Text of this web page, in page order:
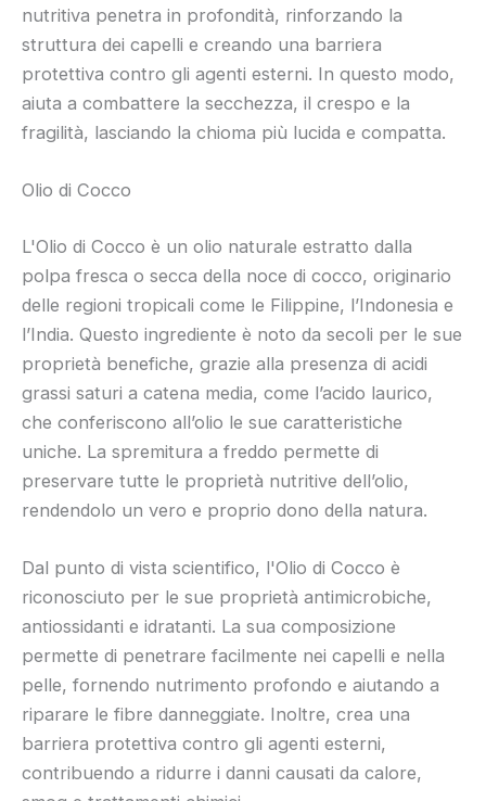
nutritiva penetra in profondità, rinforzando la
struttura dei capelli e creando una barriera
protettiva contro gli agenti esterni. In questo modo,
aiuta a combattere la secchezza, il crespo e la
fragilità, lasciando la chioma più lucida e compatta.
Olio di Cocco
L'Olio di Cocco è un olio naturale estratto dalla
polpa fresca o secca della noce di cocco, originario
delle regioni tropicali come le Filippine, l’Indonesia e
l’India. Questo ingrediente è noto da secoli per le sue
proprietà benefiche, grazie alla presenza di acidi
grassi saturi a catena media, come l’acido laurico,
che conferiscono all’olio le sue caratteristiche
uniche. La spremitura a freddo permette di
preservare tutte le proprietà nutritive dell’olio,
rendendolo un vero e proprio dono della natura.
Dal punto di vista scientifico, l'Olio di Cocco è
riconosciuto per le sue proprietà antimicrobiche,
antiossidanti e idratanti. La sua composizione
permette di penetrare facilmente nei capelli e nella
pelle, fornendo nutrimento profondo e aiutando a
riparare le fibre danneggiate. Inoltre, crea una
barriera protettiva contro gli agenti esterni,
contribuendo a ridurre i danni causati da calore,